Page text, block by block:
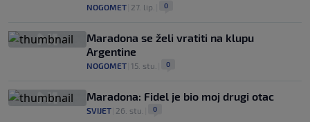
NOGOMET 27. lip. 0
Maradona se želi vratiti na klupu
Argentine
NOGOMET 15. stu. 0
Maradona: Fidel je bio moj drugi otac
SVIJET 26. stu. 0